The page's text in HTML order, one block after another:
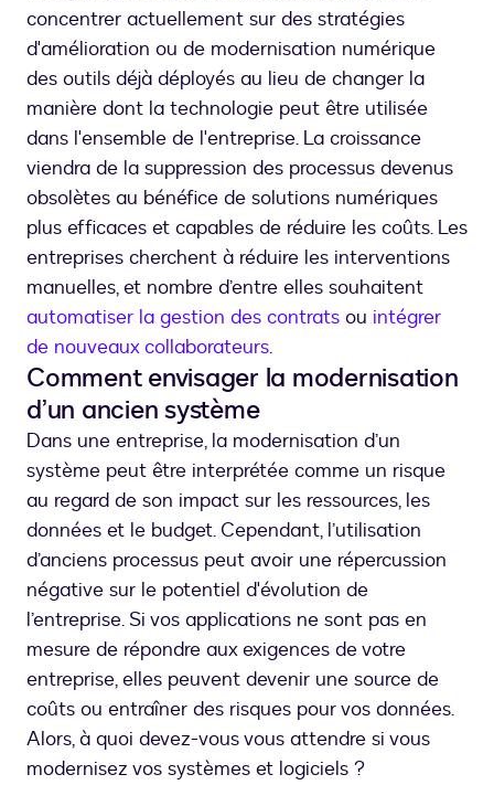
concentrer actuellement sur des stratégies
d'amélioration ou de modernisation numérique
des outils déjà déployés au lieu de changer la
manière dont la technologie peut être utilisée
dans l'ensemble de l'entreprise. La croissance
viendra de la suppression des processus devenus
obsolètes au bénéfice de solutions numériques
plus efficaces et capables de réduire les coûts. Les
entreprises cherchent à réduire les interventions
manuelles, et nombre d’entre elles souhaitent
automatiser la gestion des contrats ou intégrer
de nouveaux collaborateurs.
Comment envisager la modernisation
d’un ancien système
Dans une entreprise, la modernisation d’un
système peut être interprétée comme un risque
au regard de son impact sur les ressources, les
données et le budget. Cependant, l’utilisation
d’anciens processus peut avoir une répercussion
négative sur le potentiel d'évolution de
l’entreprise. Si vos applications ne sont pas en
mesure de répondre aux exigences de votre
entreprise, elles peuvent devenir une source de
coûts ou entraîner des risques pour vos données.
Alors, à quoi devez-vous vous attendre si vous
modernisez vos systèmes et logiciels ?